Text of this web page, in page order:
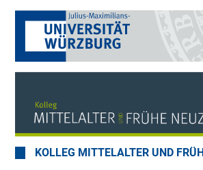
KOLLEG MITTELALTER UND